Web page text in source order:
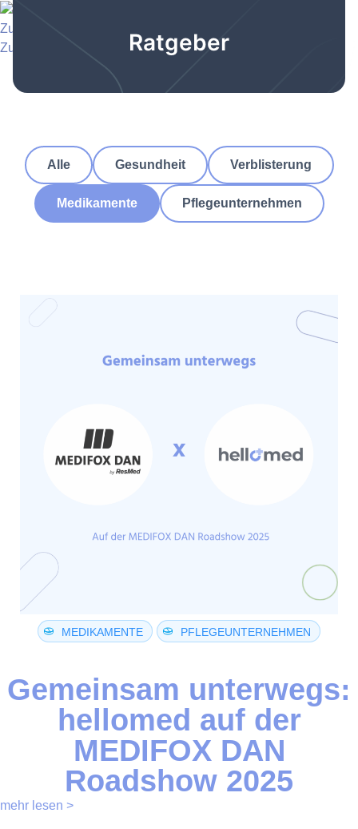
Zu hellomed
Zu hellomed
Ratgeber
Alle Gesundheit Verblisterung
Medikamente Pflegeunternehmen
MEDIKAMENTE PFLEGEUNTERNEHMEN
Gemeinsam unterwegs:
hellomed auf der
MEDIFOX DAN
Roadshow 2025
mehr lesen >